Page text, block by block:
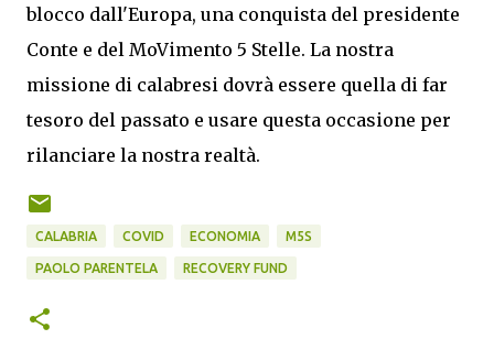
blocco dall'Europa, una conquista del presidente
Conte e del MoVimento 5 Stelle. La nostra
missione di calabresi dovrà essere quella di far
tesoro del passato e usare questa occasione per
rilanciare la nostra realtà.
CALABRIA COVID ECONOMIA M5S
PAOLO PARENTELA RECOVERY FUND